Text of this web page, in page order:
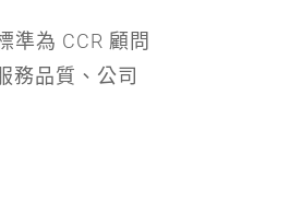
準為 CCR 顧問
務品質、公司